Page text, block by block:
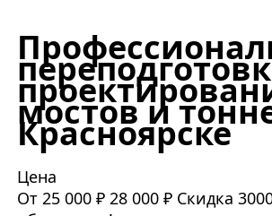
мостов и
Красноярске
Цена
От 25 000 ₽ 28 000 ₽ Скидка